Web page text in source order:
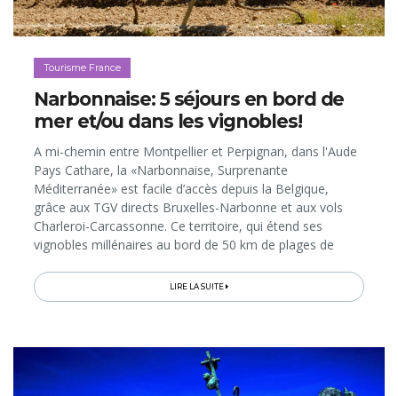
Tourisme France
Narbonnaise: 5 séjours en bord de
mer et/ou dans les vignobles!
A mi-chemin entre Montpellier et Perpignan, dans l'Aude
Pays Cathare, la «Narbonnaise, Surprenante
Méditerranée» est facile d’accès depuis la Belgique,
grâce aux TGV directs Bruxelles-Narbonne et aux vols
Charleroi-Carcassonne. Ce territoire, qui étend ses
vignobles millénaires au bord de 50 km de plages de
autrement...
LIRE LA SUITE